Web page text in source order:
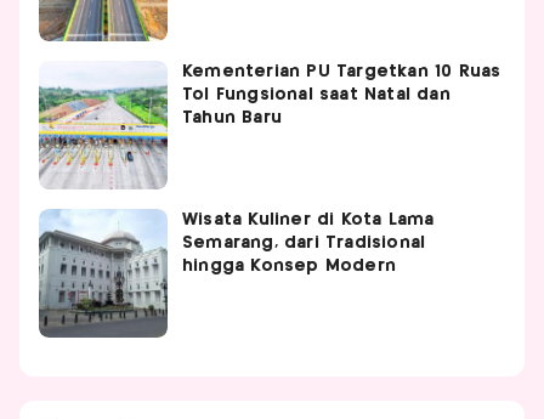
Kementerian PU Targetkan 10 Ruas
Tol Fungsional saat Natal dan
Tahun Baru
Wisata Kuliner di Kota Lama
Semarang, dari Tradisional
hingga Konsep Modern